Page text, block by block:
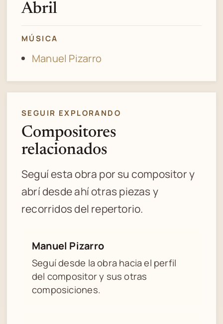
Abril
MÚSICA
Manuel Pizarro
SEGUIR EXPLORANDO
Compositores
relacionados
Seguí esta obra por su compositor y
abrí desde ahí otras piezas y
recorridos del repertorio.
Manuel Pizarro
Seguí desde la obra hacia el perfil
del compositor y sus otras
composiciones.